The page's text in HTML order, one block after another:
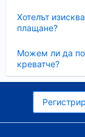
Хотелът
плащане?
Можем ли да
креватче?